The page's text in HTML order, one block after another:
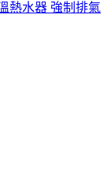
熱水器 強制排氣